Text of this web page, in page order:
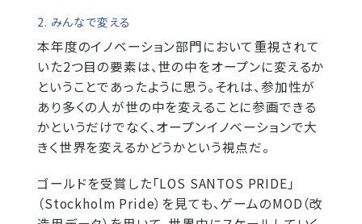
2. みんなで変える
本年度のイノベーション部門において重視されて
いた2つ目の要素は、世の中をオープンに変えるか
ということであったように思う。それは、参加性が
あり多くの人が世の中を変えることに参画できる
かというだけでなく、オープンイノベーションで大
きく世界を変えるかどうかという視点だ。
ゴールドを受賞した「LOS SANTOS PRIDE」
（Stockholm Pride）を見ても、ゲームのMOD（改